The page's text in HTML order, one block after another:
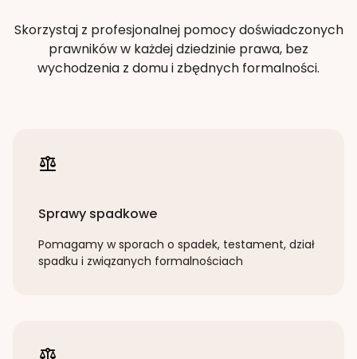
Skorzystaj z profesjonalnej pomocy doświadczonych
prawników w każdej dziedzinie prawa, bez
wychodzenia z domu i zbędnych formalności.
Sprawy spadkowe
Pomagamy w sporach o spadek, testament, dział
spadku i związanych formalnościach